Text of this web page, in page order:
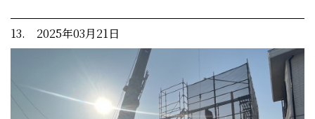
13. 2025年03月21日